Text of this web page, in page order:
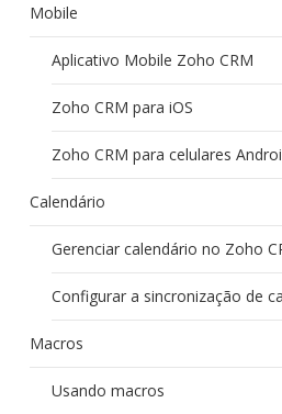
Mobile
Aplicativo Mobile Zoho CRM
Zoho CRM para iOS
Zoho CRM para celulares
Calendário
Gerenciar calendário no Zoho
Configurar a sincronização de
Macros
Usando macros